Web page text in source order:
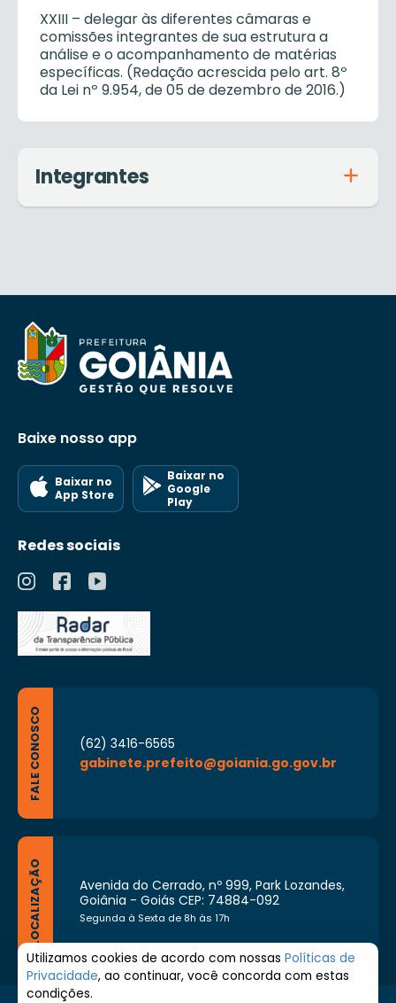
XXIII – delegar às diferentes câmaras e
comissões integrantes de sua estrutura a
análise e o acompanhamento de matérias
específicas. (Redação acrescida pelo art. 8º
da Lei nº 9.954, de 05 de dezembro de 2016.)
Integrantes
Baixe nosso app
Baixar no
App Store
Baixar no
Google
Play
Redes sociais
FALE CONOSCO
(62) 3416-6565
gabinete.prefeito@goiania.go.gov.br
LOCALIZAÇÃO
Avenida do Cerrado, nº 999, Park Lozandes,
Goiânia - Goiás CEP: 74884-092
Segunda à Sexta de 8h às 17h
Utilizamos cookies de acordo com nossas Políticas de
Privacidade, ao continuar, você concorda com estas
condições.